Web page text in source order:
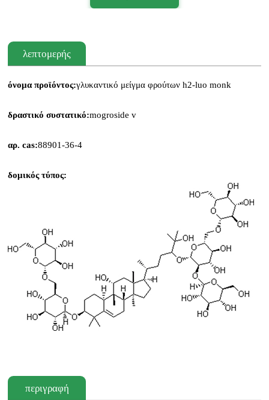
λεπτομερής
όνομα προϊόντος:γλυκαντικό μείγμα φρούτων h2-luo monk
δραστικό συστατικό:mogroside v
αρ. cas:88901-36-4
δομικός τύπος:
περιγραφή